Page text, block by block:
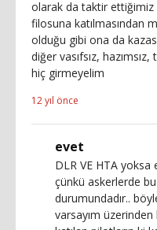
olarak da taktir ettiğimiz
filosuna katılmasından
olduğu gibi ona da
diğer vasıfsız,
hiç girmeyelim
12 yıl önce
evet
DLR VE HTA
çünkü askerlerde
durumundadır..
varsayım